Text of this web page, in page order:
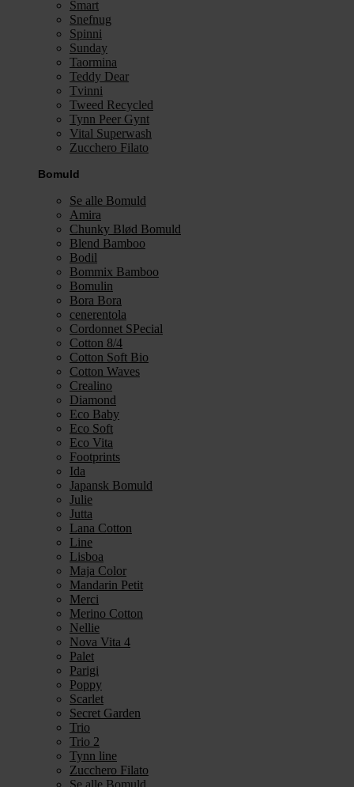
Smart
Snefnug
Spinni
Sunday
Taormina
Teddy Dear
Tvinni
Tweed Recycled
Tynn Peer Gynt
Vital Superwash
Zucchero Filato
Bomuld
Se alle Bomuld
Amira
Chunky Blød Bomuld
Blend Bamboo
Bodil
Bommix Bamboo
Bomulin
Bora Bora
cenerentola
Cordonnet SPecial
Cotton 8/4
Cotton Soft Bio
Cotton Waves
Crealino
Diamond
Eco Baby
Eco Soft
Eco Vita
Footprints
Ida
Japansk Bomuld
Julie
Jutta
Lana Cotton
Line
Lisboa
Maja Color
Mandarin Petit
Merci
Merino Cotton
Nellie
Nova Vita 4
Palet
Parigi
Poppy
Scarlet
Secret Garden
Trio
Trio 2
Tynn line
Zucchero Filato
Se alle Bomuld